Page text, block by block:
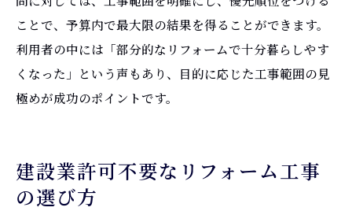
ことで、予算内で最大限の結果を得ることができます。
利用者の中には「部分的なリフォームで十分暮らしやす
くなった」という声もあり、目的に応じた工事範囲の見
極めが成功のポイントです。
建設業許可不要なリフォーム工事
の選び方